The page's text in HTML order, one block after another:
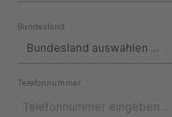
Bundesland
Telefonnummer